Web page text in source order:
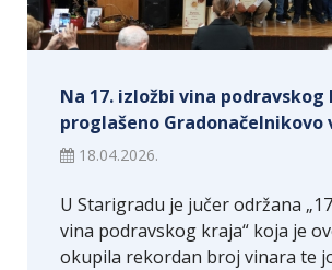
Na 17. izložbi vina podravskog
proglašeno Gradonačelnikovo
18.04.2026.
U Starigradu je jučer održana
vina podravskog kraja“ koja je
okupila rekordan broj vinara te